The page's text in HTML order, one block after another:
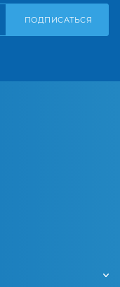
ПОДПИСАТЬСЯ